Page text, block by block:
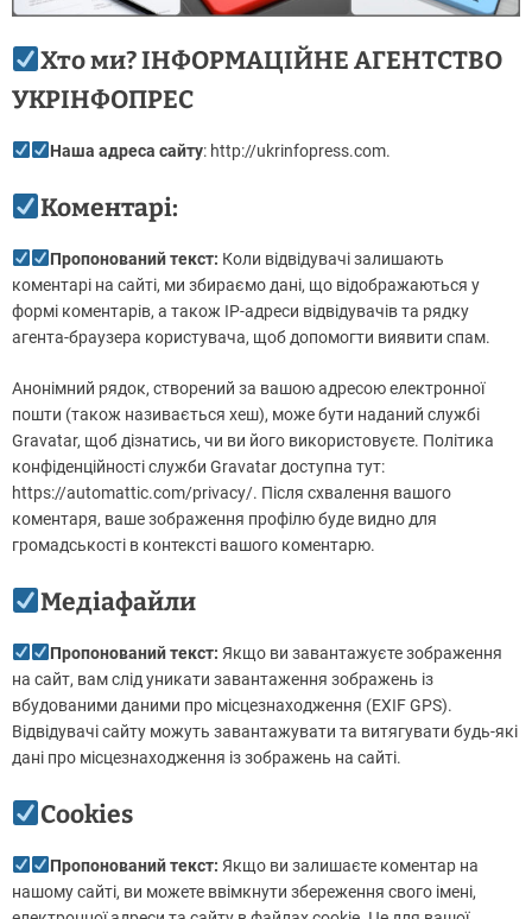
Хто ми? ІНФОРМАЦІЙНЕ АГЕНТСТВО
УКРІНФОПРЕС
Наша адреса сайту: http://ukrinfopress.com.
Коментарі:
Пропонований текст: Коли відвідувачі залишають
коментарі на сайті, ми збираємо дані, що відображаються у
формі коментарів, а також IP-адреси відвідувачів та рядку
агента-браузера користувача, щоб допомогти виявити спам.
Анонімний рядок, створений за вашою адресою електронної
пошти (також називається хеш), може бути наданий службі
Gravatar, щоб дізнатись, чи ви його використовуєте. Політика
конфіденційності служби Gravatar доступна тут:
https://automattic.com/privacy/. Після схвалення вашого
коментаря, ваше зображення профілю буде видно для
громадськості в контексті вашого коментарю.
Медіафайли
Пропонований текст: Якщо ви завантажуєте зображення
на сайт, вам слід уникати завантаження зображень із
вбудованими даними про місцезнаходження (EXIF GPS).
Відвідувачі сайту можуть завантажувати та витягувати будь-які
дані про місцезнаходження із зображень на сайті.
Cookies
Пропонований текст: Якщо ви залишаєте коментар на
нашому сайті, ви можете ввімкнути збереження свого імені,